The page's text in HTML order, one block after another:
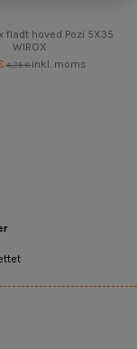
fladt hoved Pozi 5X35
WIROX
4,25 €inkl. moms